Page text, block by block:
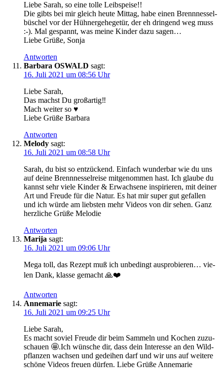
Lie­be Sarah, so eine tol­le Leibspeise!!
Die gibts bei mir gleich heu­te Mit­tag, habe einen Brenn­nes­sel­
bü­schel vor der Hüh­ner­ge­he­ge­tür, der eh drin­gend weg muss
:-). Mal gespannt, was mei­ne Kin­der dazu sagen…
Lie­be Grü­ße, Sonja
Antworten
Barbara OSWALD sagt:
16. Juli 2021 um 08:56 Uhr
Lie­be Sarah,
Das machst Du groß­ar­tig‼️
Mach wei­ter so ♥️
Lie­be Grü­ße Barbara
Antworten
Melody sagt:
16. Juli 2021 um 08:58 Uhr
Sarah, du bist so ent­zü­ckend. Ein­fach wun­der­bar wie du uns
auf dei­ne Brenn­nes­sel­rei­se mit­ge­nom­men hast. Ich glau­be du
kannst sehr vie­le Kin­der & Erwach­se­ne inspi­rie­ren, mit dei­ner
Art und Freu­de für die Natur. Es hat mir super gut gefal­len
und ich wür­de am liebs­ten mehr Vide­os von dir sehen. Ganz
herz­li­che Grü­ße Melodie
Antworten
Marija sagt:
16. Juli 2021 um 09:06 Uhr
Mega toll, das Rezept muß ich unbe­dingt aus­pro­bie­ren… vie­
len Dank, klas­se gemacht 🙏❤️
Antworten
Annemarie sagt:
16. Juli 2021 um 09:25 Uhr
Lie­be Sarah,
Es macht soviel Freu­de dir beim Sam­meln und Kochen zuzu­
schau­en 🤩.Ich wün­sche dir, dass dein Inter­es­se an den Wild­
pflan­zen wach­sen und gedei­hen darf und wir uns auf wei­te­re
schö­ne Vide­os freu­en dür­fen. Lie­be Grü­ße Annemarie